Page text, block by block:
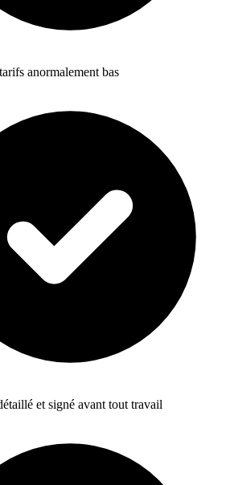
anormalement bas
et signé avant tout travail